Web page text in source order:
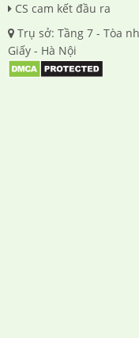
CS cam kết đầu ra
Trụ sở: Tầng 7 - Tòa
Giấy - Hà Nội